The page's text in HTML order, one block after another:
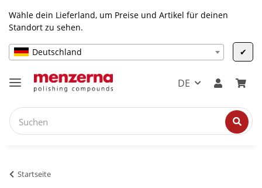
Wähle dein Lieferland, um Preise und Artikel für deinen
Standort zu sehen.
Deutschland ✔
DE
Startseite